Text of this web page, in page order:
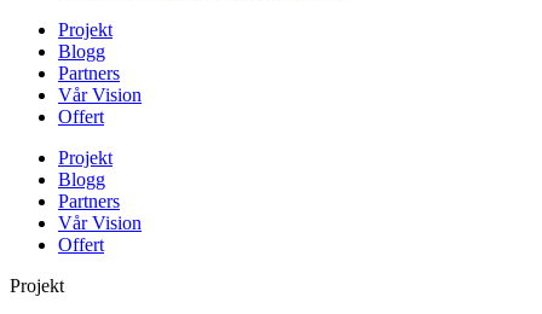
Projekt
Blogg
Partners
Vår Vision
Offert
Projekt
Blogg
Partners
Vår Vision
Offert
Projekt